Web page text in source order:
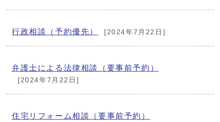
行政相談（予約優先） [2024年7月22日]
弁護士による法律相談（要事前予約）
[2024年7月22日]
住宅リフォーム相談（要事前予約）